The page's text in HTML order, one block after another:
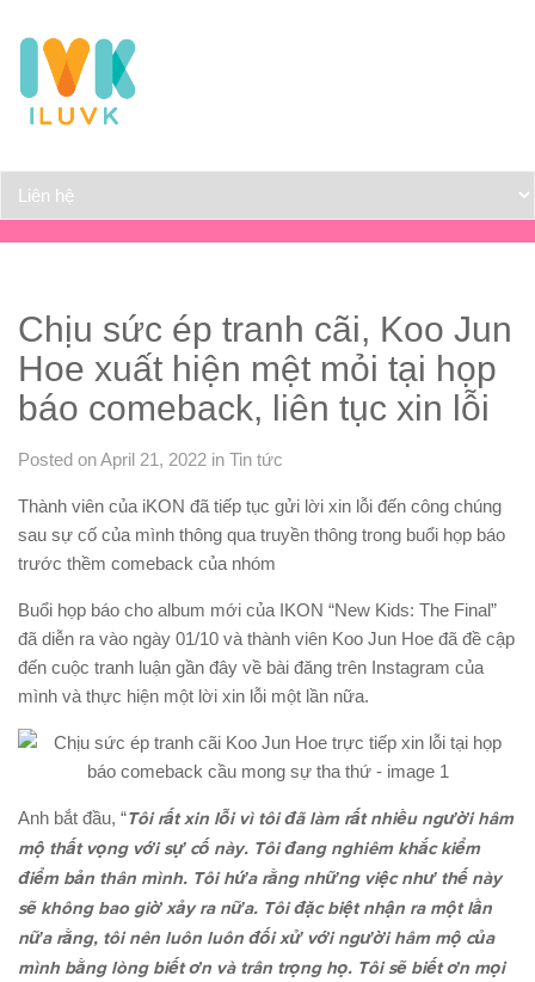
Chịu sức ép tranh cãi, Koo Jun
Hoe xuất hiện mệt mỏi tại họp
báo comeback, liên tục xin lỗi
Posted on April 21, 2022 in Tin tức
Thành viên của iKON đã tiếp tục gửi lời xin lỗi đến công chúng
sau sự cố của mình thông qua truyền thông trong buổi họp báo
trước thềm comeback của nhóm
Buổi họp báo cho album mới của IKON “New Kids: The Final”
đã diễn ra vào ngày 01/10 và thành viên Koo Jun Hoe đã đề cập
đến cuộc tranh luận gần đây về bài đăng trên Instagram của
mình và thực hiện một lời xin lỗi một lần nữa.
Anh bắt đầu, “Tôi rất xin lỗi vì tôi đã làm rất nhiều người hâm
mộ thất vọng với sự cố này. Tôi đang nghiêm khắc kiểm
điểm bản thân mình. Tôi hứa rằng những việc như thế này
sẽ không bao giờ xảy ra nữa. Tôi đặc biệt nhận ra một lần
nữa rằng, tôi nên luôn luôn đối xử với người hâm mộ của
mình bằng lòng biết ơn và trân trọng họ. Tôi sẽ biết ơn mọi